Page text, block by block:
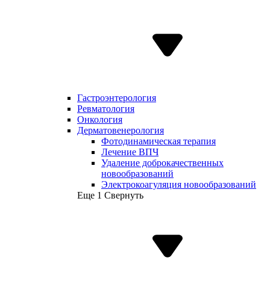
Гастроэнтерология
Ревматология
Онкология
Дерматовенерология
Фотодинамическая терапия
Лечение ВПЧ
Удаление доброкачественных
новообразований
Электрокоагуляция новообразований
Еще 1 Свернуть